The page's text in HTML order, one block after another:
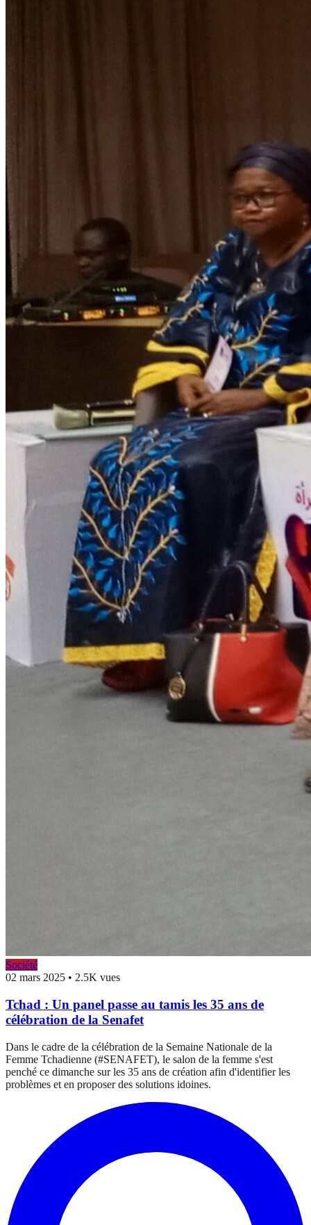
Société
02 mars 2025 • 2.5K vues
Tchad : Un panel passe au tamis les 35 ans de
célébration de la Senafet
Dans le cadre de la célébration de la Semaine Nationale de la
Femme Tchadienne (#SENAFET), le salon de la femme s'est
penché ce dimanche sur les 35 ans de création afin d'identifier les
problèmes et en proposer des solutions idoines.